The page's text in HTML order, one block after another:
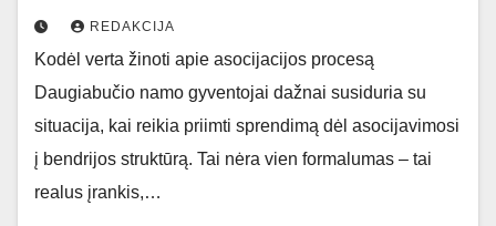
REDAKCIJA
Kodėl verta žinoti apie asocijacijos procesą
Daugiabučio namo gyventojai dažnai susiduria su
situacija, kai reikia priimti sprendimą dėl asocijavimosi
į bendrijos struktūrą. Tai nėra vien formalumas – tai
realus įrankis,…